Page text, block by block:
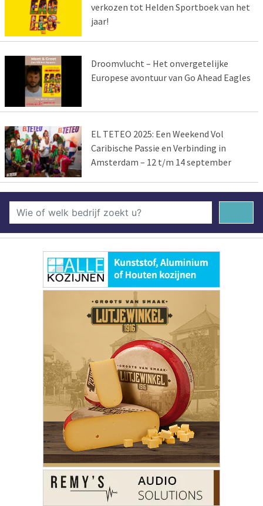
verkozen tot Helden Sportboek van het
jaar!
Droomvlucht – Het onvergetelijke
Europese avontuur van Go Ahead Eagles
EL TETEO 2025: Een Weekend Vol
Caribische Passie en Verbinding in
Amsterdam – 12 t/m 14 september